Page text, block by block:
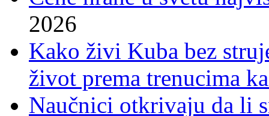
2026
Kako živi Kuba bez
život prema trenucima
Naučnici otkrivaju da li